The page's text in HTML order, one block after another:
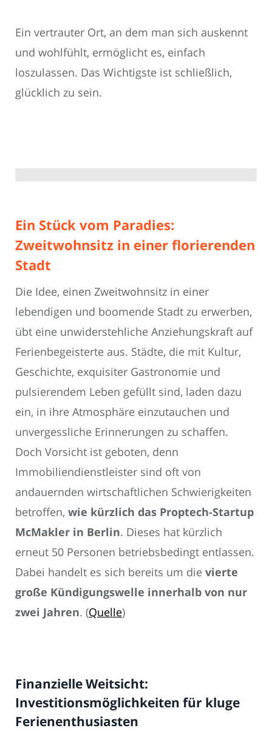
Ein vertrauter Ort, an dem man sich auskennt
und wohlfühlt, ermöglicht es, einfach
loszulassen. Das Wichtigste ist schließlich,
glücklich zu sein.
Ein Stück vom Paradies:
Zweitwohnsitz in einer florierenden
Stadt
Die Idee, einen Zweitwohnsitz in einer
lebendigen und boomende Stadt zu erwerben,
übt eine unwiderstehliche Anziehungskraft auf
Ferienbegeisterte aus. Städte, die mit Kultur,
Geschichte, exquisiter Gastronomie und
pulsierendem Leben gefüllt sind, laden dazu
ein, in ihre Atmosphäre einzutauchen und
unvergessliche Erinnerungen zu schaffen.
Doch Vorsicht ist geboten, denn
Immobiliendienstleister sind oft von
andauernden wirtschaftlichen Schwierigkeiten
betroffen, wie kürzlich das Proptech-Startup
McMakler in Berlin. Dieses hat kürzlich
erneut 50 Personen betriebsbedingt entlassen.
Dabei handelt es sich bereits um die vierte
große Kündigungswelle innerhalb von nur
zwei Jahren. (Quelle)
Finanzielle Weitsicht:
Investitionsmöglichkeiten für kluge
Ferienenthusiasten